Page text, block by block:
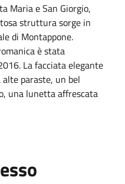
Maria e San Giorgio,
struttura sorge in
di Montappone.
è stata
La facciata elegante
paraste, un bel
una lunetta affrescata